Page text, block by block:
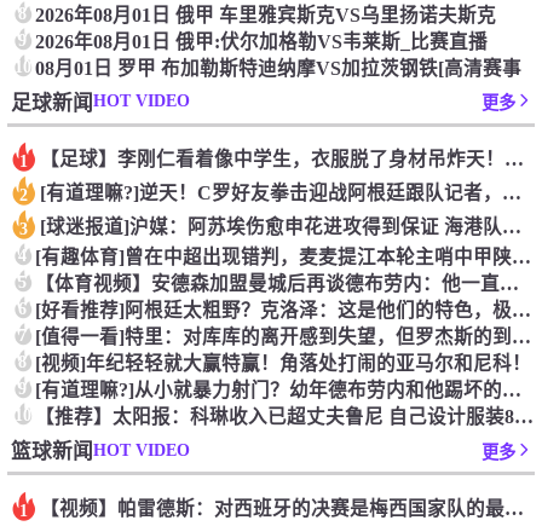
8 2026年08月01日 俄甲 车里雅宾斯克VS乌里扬诺夫斯克
9 2026年08月01日 俄甲:伏尔加格勒VS韦莱斯_比赛直播
1008月01日 罗甲 布加勒斯特迪纳摩VS加拉茨钢铁[高清赛事
足球新闻HOT VIDEO 更多
1 【足球】李刚仁看着像中学生，衣服脱了身材吊炸天！怪不得对抗上
2 [有道理嘛?]逆天！C罗好友拳击迎战阿根廷跟队记者，C罗好友
3 [球迷报道]沪媒：阿苏埃伤愈申花进攻得到保证 海港队基本没有
4 [有趣体育]曾在中超出现错判，麦麦提江本轮主哨中甲陕西联合v
5 【体育视频】安德森加盟曼城后再谈德布劳内：他一直是我非常仰慕
6 [好看推荐]阿根廷太粗野？克洛泽：这是他们的特色，极其强调对
7 [值得一看]特里：对库库的离开感到失望，但罗杰斯的到来又让我
8 [视频]年纪轻轻就大赢特赢！角落处打闹的亚马尔和尼科！
9 [有道理嘛?]从小就暴力射门？幼年德布劳内和他踢坏的树篱！
10 【推荐】太阳报：科琳收入已超丈夫鲁尼 自己设计服装8岁儿子当
篮球新闻HOT VIDEO 更多
1 【视频】帕雷德斯：对西班牙的决赛是梅西国家队的最后一场比赛